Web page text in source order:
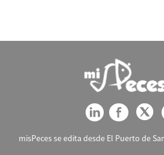
misPeces se edita desde El Puerto de